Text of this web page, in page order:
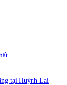
tại Huỳnh Lai